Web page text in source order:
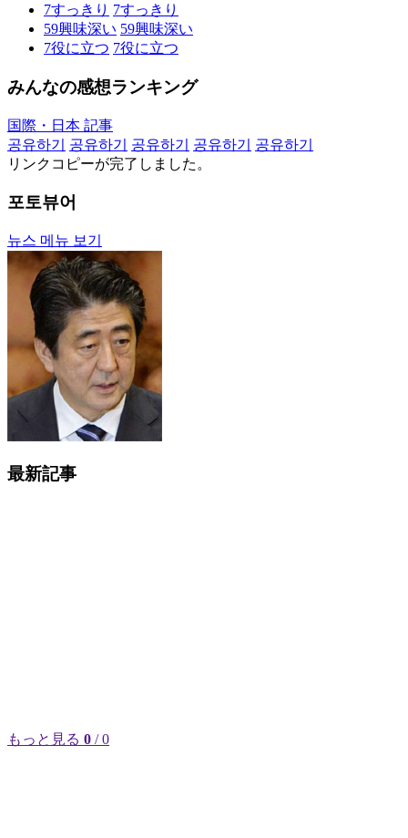
7すっきり 7すっきり
59興味深い 59興味深い
7役に立つ 7役に立つ
みんなの感想ランキング
国際・日本 記事
공유하기
공유하기 공유하기 공유하기
공유하기
リンクコピーが完了しました。
포토뷰어
뉴스 메뉴 보기
最新記事
もっと見る 0 / 0